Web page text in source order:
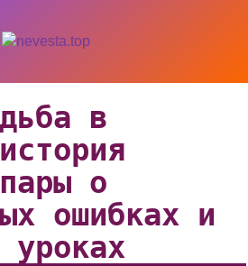
в
о
ошибках и
уроках